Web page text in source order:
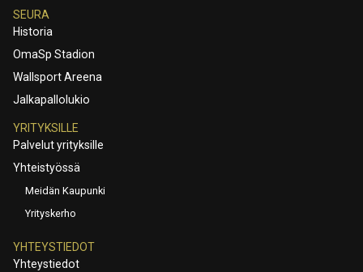
SEURA
Historia
OmaSp Stadion
Wallsport Areena
Jalkapallolukio
YRITYKSILLE
Palvelut yrityksille
Yhteistyössä
Meidän Kaupunki
Yrityskerho
YHTEYSTIEDOT
Yhteystiedot